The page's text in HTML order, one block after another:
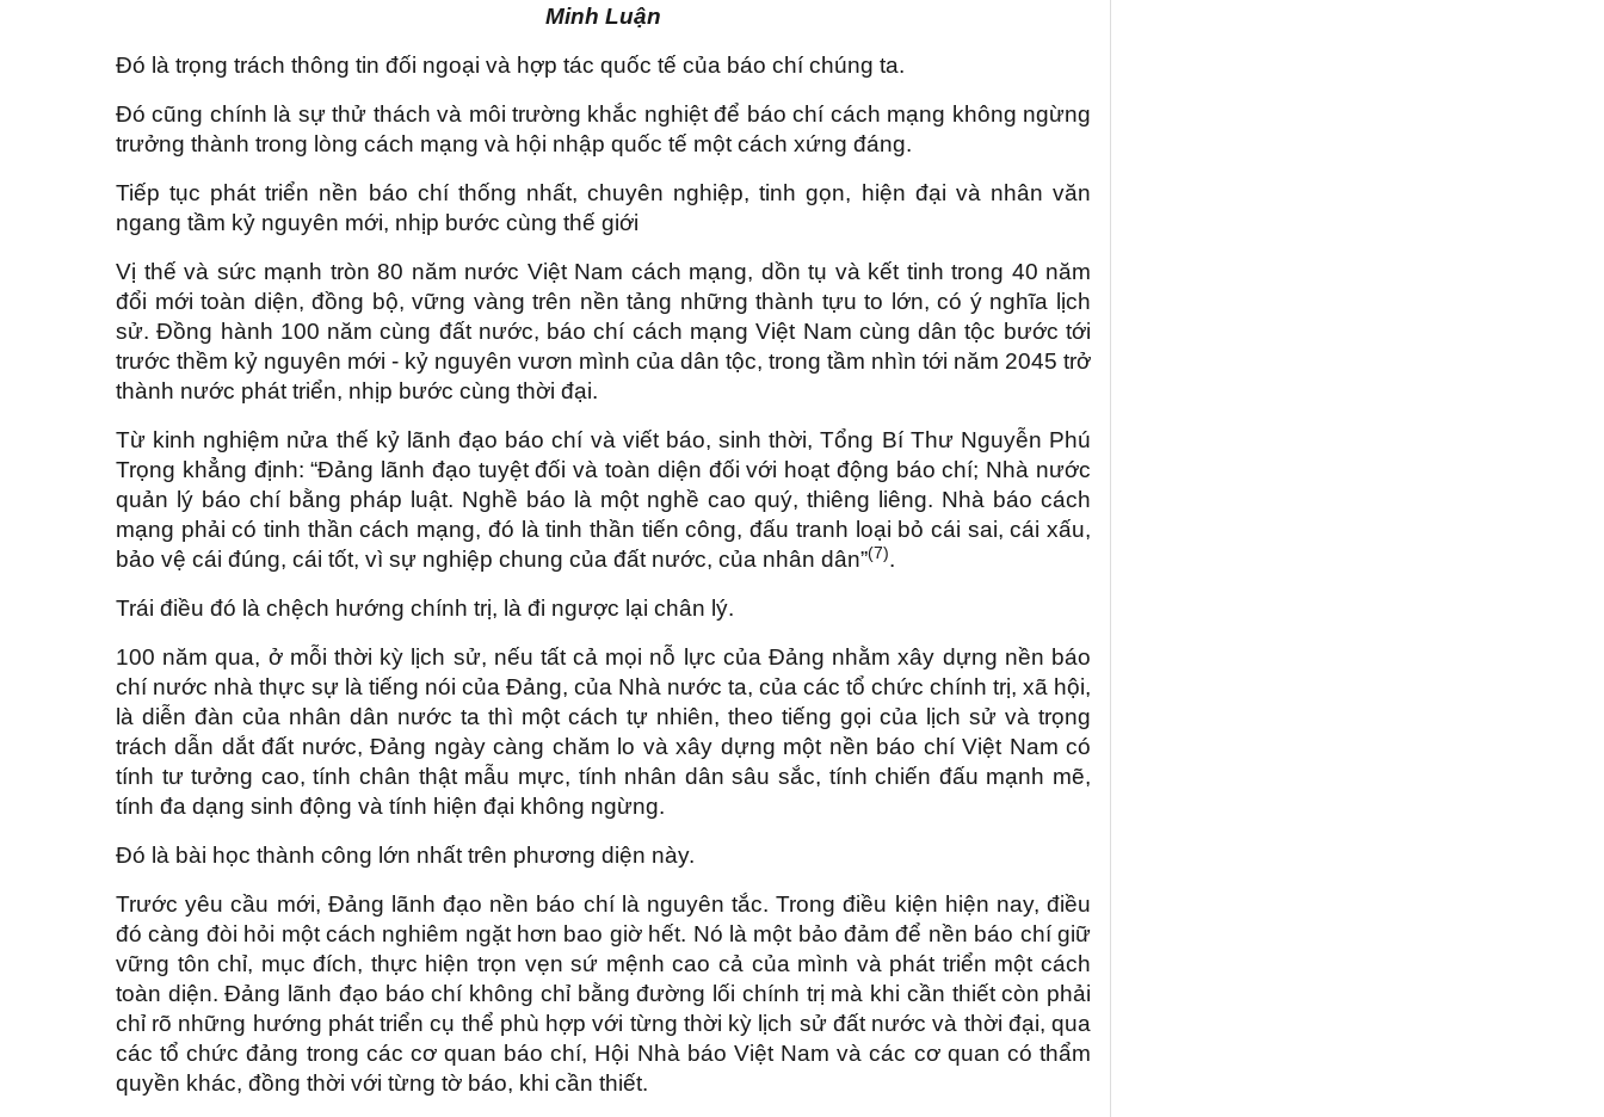
Minh Luận
Đó là trọng trách thông tin đối ngoại và hợp tác quốc tế của báo chí chúng ta.
Đó cũng chính là sự thử thách và môi trường khắc nghiệt để báo chí cách mạng không ngừng
trưởng thành trong lòng cách mạng và hội nhập quốc tế một cách xứng đáng.
Tiếp tục phát triển nền báo chí thống nhất, chuyên nghiệp, tinh gọn, hiện đại và nhân văn
ngang tầm kỷ nguyên mới, nhịp bước cùng thế giới
Vị thế và sức mạnh tròn 80 năm nước Việt Nam cách mạng, dồn tụ và kết tinh trong 40 năm
đổi mới toàn diện, đồng bộ, vững vàng trên nền tảng những thành tựu to lớn, có ý nghĩa lịch
sử. Đồng hành 100 năm cùng đất nước, báo chí cách mạng Việt Nam cùng dân tộc bước tới
trước thềm kỷ nguyên mới - kỷ nguyên vươn mình của dân tộc, trong tầm nhìn tới năm 2045 trở
thành nước phát triển, nhịp bước cùng thời đại.
Từ kinh nghiệm nửa thế kỷ lãnh đạo báo chí và viết báo, sinh thời, Tổng Bí Thư Nguyễn Phú
Trọng khẳng định: “Đảng lãnh đạo tuyệt đối và toàn diện đối với hoạt động báo chí; Nhà nước
quản lý báo chí bằng pháp luật. Nghề báo là một nghề cao quý, thiêng liêng. Nhà báo cách
mạng phải có tinh thần cách mạng, đó là tinh thần tiến công, đấu tranh loại bỏ cái sai, cái xấu,
bảo vệ cái đúng, cái tốt, vì sự nghiệp chung của đất nước, của nhân dân”(7).
Trái điều đó là chệch hướng chính trị, là đi ngược lại chân lý.
100 năm qua, ở mỗi thời kỳ lịch sử, nếu tất cả mọi nỗ lực của Đảng nhằm xây dựng nền báo
chí nước nhà thực sự là tiếng nói của Đảng, của Nhà nước ta, của các tổ chức chính trị, xã hội,
là diễn đàn của nhân dân nước ta thì một cách tự nhiên, theo tiếng gọi của lịch sử và trọng
trách dẫn dắt đất nước, Đảng ngày càng chăm lo và xây dựng một nền báo chí Việt Nam có
tính tư tưởng cao, tính chân thật mẫu mực, tính nhân dân sâu sắc, tính chiến đấu mạnh mẽ,
tính đa dạng sinh động và tính hiện đại không ngừng.
Đó là bài học thành công lớn nhất trên phương diện này.
Trước yêu cầu mới, Đảng lãnh đạo nền báo chí là nguyên tắc. Trong điều kiện hiện nay, điều
đó càng đòi hỏi một cách nghiêm ngặt hơn bao giờ hết. Nó là một bảo đảm để nền báo chí giữ
vững tôn chỉ, mục đích, thực hiện trọn vẹn sứ mệnh cao cả của mình và phát triển một cách
toàn diện. Đảng lãnh đạo báo chí không chỉ bằng đường lối chính trị mà khi cần thiết còn phải
chỉ rõ những hướng phát triển cụ thể phù hợp với từng thời kỳ lịch sử đất nước và thời đại, qua
các tổ chức đảng trong các cơ quan báo chí, Hội Nhà báo Việt Nam và các cơ quan có thẩm
quyền khác, đồng thời với từng tờ báo, khi cần thiết.